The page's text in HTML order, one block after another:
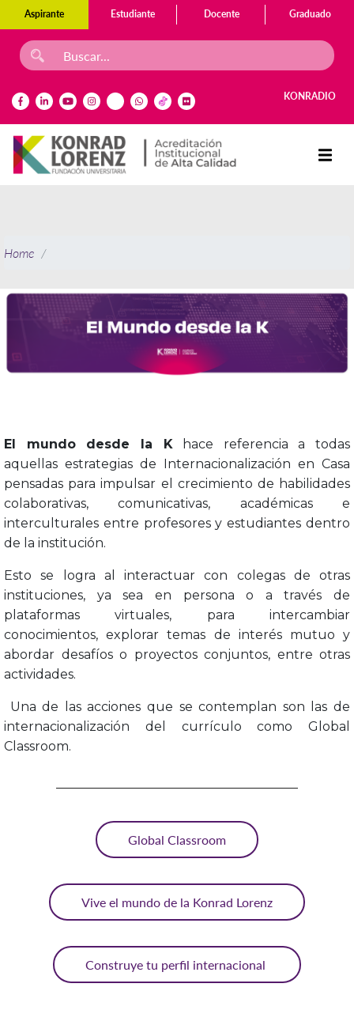
Aspirante Estudiante Docente Graduado
KONRADIO
Home
El mundo desde la Khace referencia a todas
aquellas estrategias de Internacionalización en Casa
pensadas para impulsar el crecimiento de habilidades
colaborativas, comunicativas, académicas e
interculturales entre profesores y estudiantes dentro
de la institución.
Esto se logra al interactuar con colegas de otras
instituciones, ya sea en persona o a través de
plataformas virtuales, para intercambiar
conocimientos, explorar temas de interés mutuo y
abordar desafíos o proyectos conjuntos, entre otras
actividades.
Una de las acciones que se contemplan son las de
internacionalización del currículo como Global
Classroom.
Global Classroom
Vive el mundo de la Konrad Lorenz
Construye tu perfil internacional